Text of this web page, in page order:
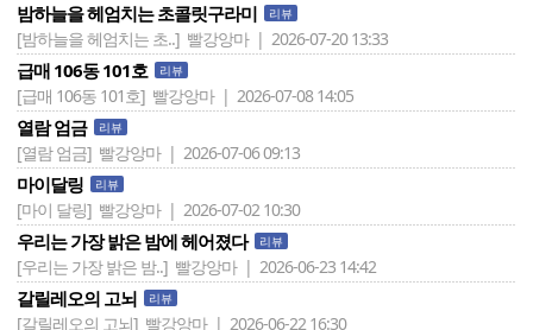
밤하늘을 헤엄치는 초콜릿구라미 리뷰
[밤하늘을 헤엄치는 초..] 빨강앙마 | 2026-07-20 13:33
급매 106동 101호 리뷰
[급매 106동 101호] 빨강앙마 | 2026-07-08 14:05
열람 엄금 리뷰
[열람 엄금] 빨강앙마 | 2026-07-06 09:13
마이달링 리뷰
[마이 달링] 빨강앙마 | 2026-07-02 10:30
우리는 가장 밝은 밤에 헤어졌다 리뷰
[우리는 가장 밝은 밤..] 빨강앙마 | 2026-06-23 14:42
갈릴레오의 고뇌 리뷰
[갈릴레오의 고뇌] 빨강앙마 | 2026-06-22 16:30